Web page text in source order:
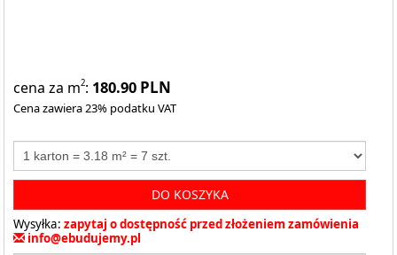
cena za m2: 180.90 PLN
Cena zawiera 23% podatku VAT
DO KOSZYKA
Wysyłka: zapytaj o dostępność przed złożeniem zamówienia
info@ebudujemy.pl